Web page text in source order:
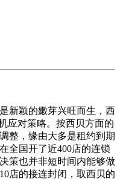
颖的嫩芽兴旺而生，西
应对策略。按西贝方面的
整，缘由大多是租约到期
全国开了近400店的连锁
策也并非短时间内能够做
店的接连封闭，取西贝的